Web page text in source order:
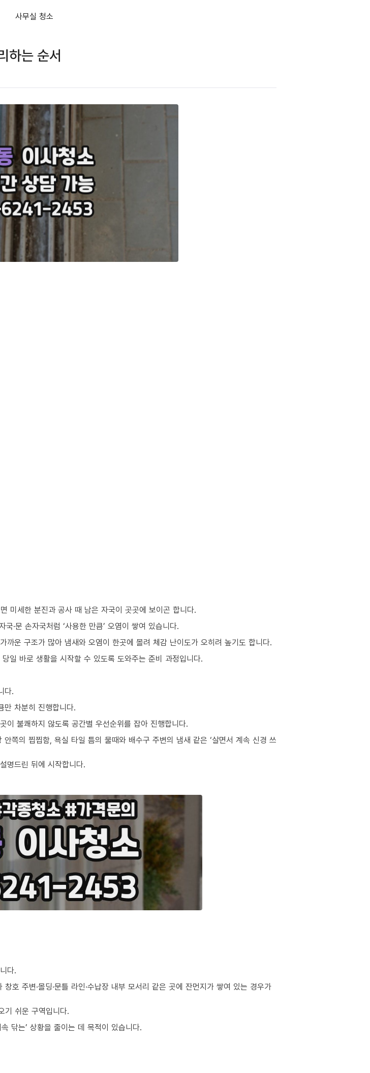
사무실 청소
하는 순서
미세한 분진과 공사 때 남은 자국이 곳곳에 보이곤 합니다.
·문 손자국처럼 ‘사용한 만큼’ 오염이 쌓여 있습니다.
운 구조가 많아 냄새와 오염이 한곳에 몰려 체감 난이도가 오히려 높기도 합니다.
일 바로 생활을 시작할 수 있도록 도와주는 준비 과정입니다.
다.
만 차분히 진행합니다.
불쾌하지 않도록 공간별 우선순위를 잡아 진행합니다.
쪽의 찝찝함, 욕실 타일 틈의 물때와 배수구 주변의 냄새 같은 ‘살면서 계속 신경 쓰
명드린 뒤에 시작합니다.
다.
호 주변·몰딩·문틀 라인·수납장 내부 모서리 같은 곳에 잔먼지가 쌓여 있는 경우가
기 쉬운 구역입니다.
닦는’ 상황을 줄이는 데 목적이 있습니다.